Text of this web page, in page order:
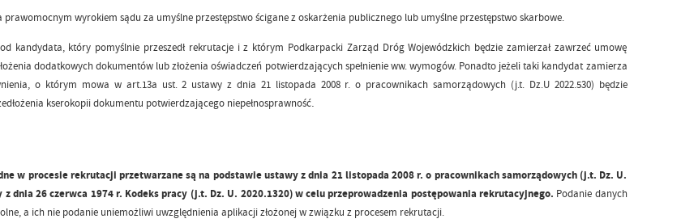
prawomocnym wyrokiem sądu za umyślne przestępstwo ścigane z oskarżenia publicznego lub umyślne przestępstwo skarbowe.
kandydata, który pomyślnie przeszedł rekrutacje i z którym Podkarpacki Zarząd Dróg Wojewódzkich będzie zamierzał zawrzeć umowę
dodatkowych dokumentów lub złożenia oświadczeń potwierdzających spełnienie ww. wymogów. Ponadto jeżeli taki kandydat zamierza
o którym mowa w art.13a ust. 2 ustawy z dnia 21 listopada 2008 r. o pracownikach samorządowych (j.t. Dz.U 2022.530) będzie
kserokopii dokumentu potwierdzającego niepełnosprawność.
w procesie rekrutacji przetwarzane są na podstawie ustawy z dnia 21 listopada 2008 r. o pracownikach samorządowych (j.t. Dz. U.
z dnia 26 czerwca 1974 r. Kodeks pracy (j.t. Dz. U. 2020.1320) w celu przeprowadzenia postępowania rekrutacyjnego. Podanie danych
a ich nie podanie uniemożliwi uwzględnienia aplikacji złożonej w związku z procesem rekrutacji.